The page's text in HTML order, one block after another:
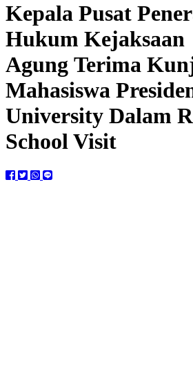
Kepala Pusat
Hukum Kejaksaan
Agung Terima
Mahasiswa
University Dalam
School Visit